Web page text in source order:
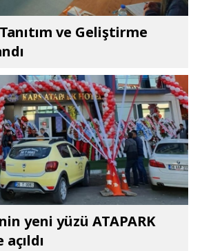
ve Geliştirme
yeni yüzü ATAPARK